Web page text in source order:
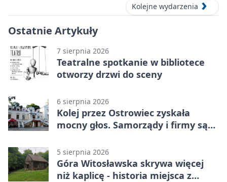
Kolejne wydarzenia
Ostatnie Artykuły
7 sierpnia 2026
Teatralne spotkanie w bibliotece
otworzy drzwi do sceny
6 sierpnia 2026
Kolej przez Ostrowiec zyskała
mocny głos. Samorządy i firmy są
5 sierpnia 2026
Góra Witosławska skrywa więcej
niż kaplicę - historia miejsca z